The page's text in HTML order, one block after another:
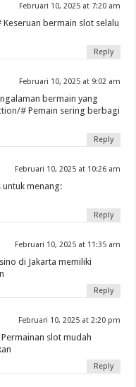
Februari 10, 2025 at 7:20 am
Keseruan bermain slot selalu
Reply
Februari 10, 2025 at 9:02 am
bermain yang
#Pemain sering berbagi
Reply
Februari 10, 2025 at 10:26 am
menang:
Reply
Februari 10, 2025 at 11:35 am
di Jakarta memiliki
Reply
Februari 10, 2025 at 2:20 pm
Permainan slot mudah
Reply